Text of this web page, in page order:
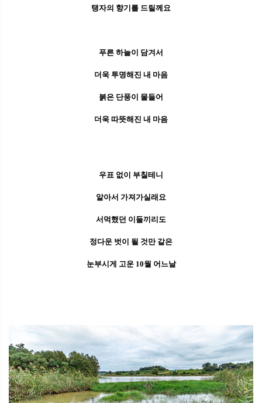
탱자의 향기를 드릴께요
푸른 하늘이 담겨서
더욱 투명해진 내 마음
붉은 단풍이 물들어
더욱 따뜻해진 내 마음
우표 없이 부칠테니
알아서 가져가실래요
서먹했던 이들끼리도
정다운 벗이 될 것만 같은
눈부시게 고운 10월 어느날